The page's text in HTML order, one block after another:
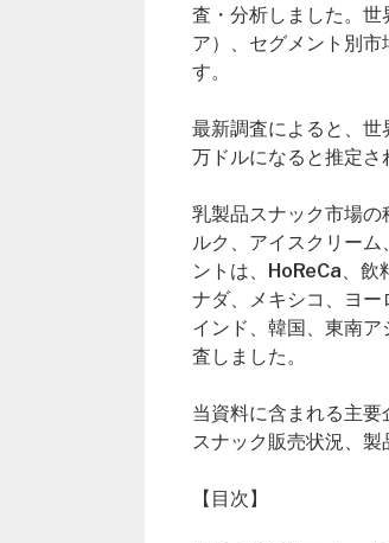
査・分析しました。
ア）、セグメント別
す。
最新調査によると、
万ドルになると推定さ
乳製品スナック市場
ルク、アイスクリー
ントは、HoReCa、飲
ナダ、メキシコ、ヨー
インド、韓国、東南
査しました。
当資料に含まれる主
スナック販売状況、製
【目次】